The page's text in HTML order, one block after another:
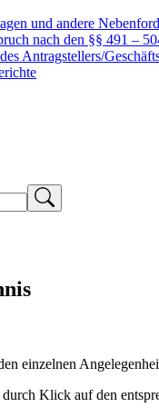
und andere
nach den §§ 491 –
Antragstellers/
einzelnen
Klick auf den